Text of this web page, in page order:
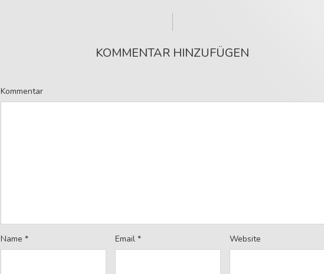
KOMMENTAR HINZUFÜGEN
Kommentar
Name * Email * Website